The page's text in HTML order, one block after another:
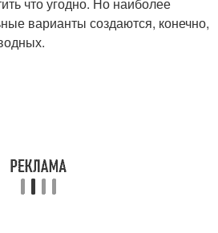
варианты создаются, конечно,